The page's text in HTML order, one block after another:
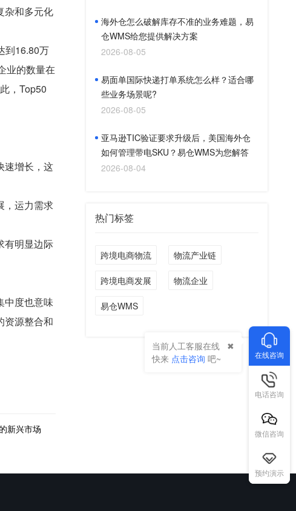
杂和多元化
到16.80万
业的数量在
，Top50
速增长，这
，运力需求
有明显边际
中度也意味
资源整合和
新兴市场
海外仓怎么破解库存不准的业务难题，易
仓WMS给您提供解决方案
2026-08-05
易面单国际快递打单系统怎么样？适合哪
些业务场景呢?
2026-08-05
亚马逊TIC验证要求升级后，美国海外仓
如何管理带电SKU？易仓WMS为您解答
2026-08-04
热门标签
跨境电商物流 物流产业链
跨境电商发展 物流企业
易仓WMS
在线咨询
当前人工客服在线
快来 点击咨询 吧~
电话咨询
微信咨询
预约演示